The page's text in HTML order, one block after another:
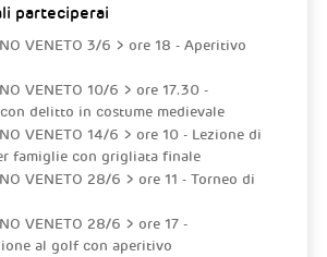
parteciperai
VENETO 3/6 > ore 18 - Aperitivo
VENETO 10/6 > ore 17.30 -
delitto in costume medievale
VENETO 14/6 > ore 10 - Lezione di
famiglie con grigliata finale
VENETO 28/6 > ore 11 - Torneo di
VENETO 28/6 > ore 17 -
al golf con aperitivo